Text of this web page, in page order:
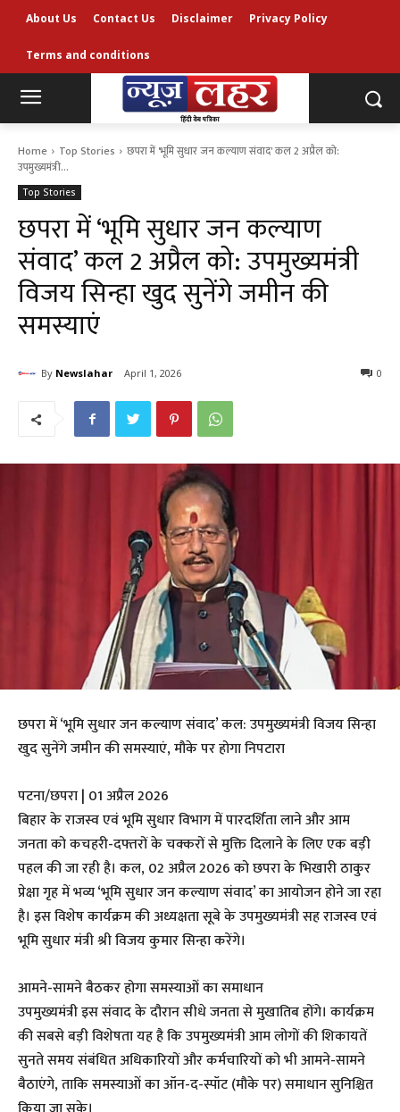
About Us Contact Us Disclaimer Privacy Policy
Terms and conditions
Home Top Stories
छपरा में 'भूमि सुधार जन कल्याण संवाद' कल 2 अप्रैल को:
उपमुख्यमंत्री...
Top Stories
छपरा में ‘भूमि सुधार जन कल्याण
संवाद’ कल 2 अप्रैल को: उपमुख्यमंत्री
विजय सिन्हा खुद सुनेंगे जमीन की
समस्याएं
By Newslahar April 1, 2026 0
छपरा में ‘भूमि सुधार जन कल्याण संवाद’ कल: उपमुख्यमंत्री विजय सिन्हा
खुद सुनेंगे जमीन की समस्याएं, मौके पर होगा निपटारा
​पटना/छपरा | 01 अप्रैल 2026
​बिहार के राजस्व एवं भूमि सुधार विभाग में पारदर्शिता लाने और आम
जनता को कचहरी-दफ्तरों के चक्करों से मुक्ति दिलाने के लिए एक बड़ी
पहल की जा रही है। कल, 02 अप्रैल 2026 को छपरा के भिखारी ठाकुर
प्रेक्षा गृह में भव्य ‘भूमि सुधार जन कल्याण संवाद’ का आयोजन होने जा रहा
है। इस विशेष कार्यक्रम की अध्यक्षता सूबे के उपमुख्यमंत्री सह राजस्व एवं
भूमि सुधार मंत्री श्री विजय कुमार सिन्हा करेंगे।
​आमने-सामने बैठकर होगा समस्याओं का समाधान
​उपमुख्यमंत्री इस संवाद के दौरान सीधे जनता से मुखातिब होंगे। कार्यक्रम
की सबसे बड़ी विशेषता यह है कि उपमुख्यमंत्री आम लोगों की शिकायतें
सुनते समय संबंधित अधिकारियों और कर्मचारियों को भी आमने-सामने
बैठाएंगे, ताकि समस्याओं का ऑन-द-स्पॉट (मौके पर) समाधान सुनिश्चित